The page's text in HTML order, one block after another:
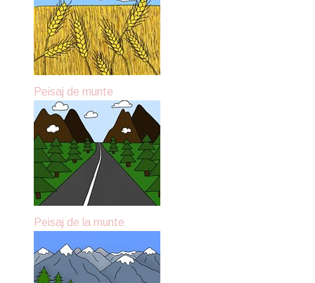
Peisaj de munte
Peisaj de la munte